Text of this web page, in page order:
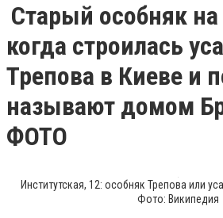
Старый особняк
когда строилась
Трепова в Киеве и
называют домом
ФОТО
Институтская, 12: особняк Трепова или
Фото: Википедия